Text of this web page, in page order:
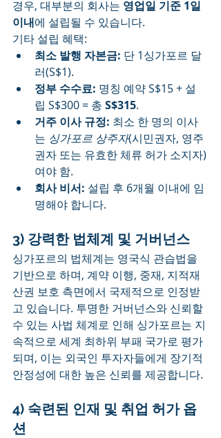
경우, 대부분의 회사는 영업일 기준 1일
이내에 설립될 수 있습니다.
기타 설립 혜택:
최소 발행 자본금: 단 1싱가포르 달
러(S$1).
정부 수수료: 명칭 예약 S$15 + 설
립 S$300 = 총 S$315.
거주 이사 규정: 최소 한 명의 이사
는 싱가포르 상주자(시민권자, 영주
권자 또는 유효한 체류 허가 소지자)
여야 함.
회사 비서: 설립 후 6개월 이내에 임
명해야 합니다.
3) 강력한 법체계 및 거버넌스
싱가포르의 법체계는 영국식 관습법을
기반으로 하며, 계약 이행, 중재, 지적재
산권 보호 측면에서 국제적으로 인정받
고 있습니다. 투명한 거버넌스와 신뢰할
수 있는 사법 체계로 인해 싱가포르는 지
속적으로 세계 최하위 부패 국가로 평가
되며, 이는 외국인 투자자들에게 장기적
안정성에 대한 높은 신뢰를 제공합니다.
4) 숙련된 인재 및 취업 허가 옵
션